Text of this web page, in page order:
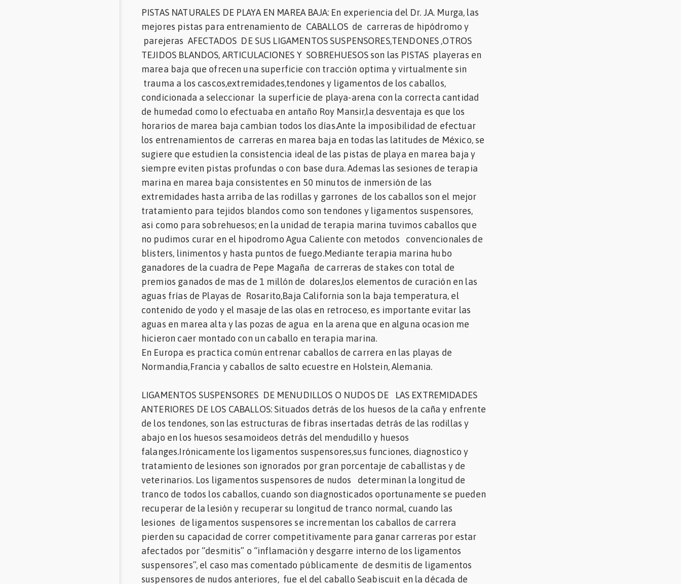
PISTAS NATURALES DE PLAYA EN MAREA BAJA: En experiencia del Dr. J.A. Murga, las
mejores pistas para entrenamiento de CABALLOS de carreras de hipódromo y
parejeras AFECTADOS DE SUS LIGAMENTOS SUSPENSORES,TENDONES ,OTROS
TEJIDOS BLANDOS, ARTICULACIONES Y SOBREHUESOS son las PISTAS playeras en
marea baja que ofrecen una superficie con tracción optima y virtualmente sin
trauma a los cascos,extremidades,tendones y ligamentos de los caballos,
condicionada a seleccionar la superficie de playa-arena con la correcta cantidad
de humedad como lo efectuaba en antaño Roy Mansir,la desventaja es que los
horarios de marea baja cambian todos los días.Ante la imposibilidad de efectuar
los entrenamientos de carreras en marea baja en todas las latitudes de México, se
sugiere que estudien la consistencia ideal de las pistas de playa en marea baja y
siempre eviten pistas profundas o con base dura. Ademas las sesiones de terapia
marina en marea baja consistentes en 50 minutos de inmersión de las
extremidades hasta arriba de las rodillas y garrones de los caballos son el mejor
tratamiento para tejidos blandos como son tendones y ligamentos suspensores,
asi como para sobrehuesos; en la unidad de terapia marina tuvimos caballos que
no pudimos curar en el hipodromo Agua Caliente con metodos convencionales de
blisters, linimentos y hasta puntos de fuego.Mediante terapia marina hubo
ganadores de la cuadra de Pepe Magaña de carreras de stakes con total de
premios ganados de mas de 1 millón de dolares,los elementos de curación en las
aguas frías de Playas de Rosarito,Baja California son la baja temperatura, el
contenido de yodo y el masaje de las olas en retroceso, es importante evitar las
aguas en marea alta y las pozas de agua en la arena que en alguna ocasion me
hicieron caer montado con un caballo en terapia marina.
En Europa es practica común entrenar caballos de carrera en las playas de
Normandia,Francia y caballos de salto ecuestre en Holstein, Alemania.
LIGAMENTOS SUSPENSORES DE MENUDILLOS O NUDOS DE LAS EXTREMIDADES
ANTERIORES DE LOS CABALLOS: Situados detrás de los huesos de la caña y enfrente
de los tendones, son las estructuras de fibras insertadas detrás de las rodillas y
abajo en los huesos sesamoideos detrás del mendudillo y huesos
falanges.Irónicamente los ligamentos suspensores,sus funciones, diagnostico y
tratamiento de lesiones son ignorados por gran porcentaje de caballistas y de
veterinarios. Los ligamentos suspensores de nudos determinan la longitud de
tranco de todos los caballos, cuando son diagnosticados oportunamente se pueden
recuperar de la lesión y recuperar su longitud de tranco normal, cuando las
lesiones de ligamentos suspensores se incrementan los caballos de carrera
pierden su capacidad de correr competitivamente para ganar carreras por estar
afectados por “desmitis” o “inflamación y desgarre interno de los ligamentos
suspensores”, el caso mas comentado públicamente de desmitis de ligamentos
suspensores de nudos anteriores, fue el del caballo Seabiscuit en la década de